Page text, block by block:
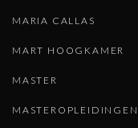
MARIA CALLAS
MART HOOGKAMER
MASTER
MASTEROPLEIDINGEN